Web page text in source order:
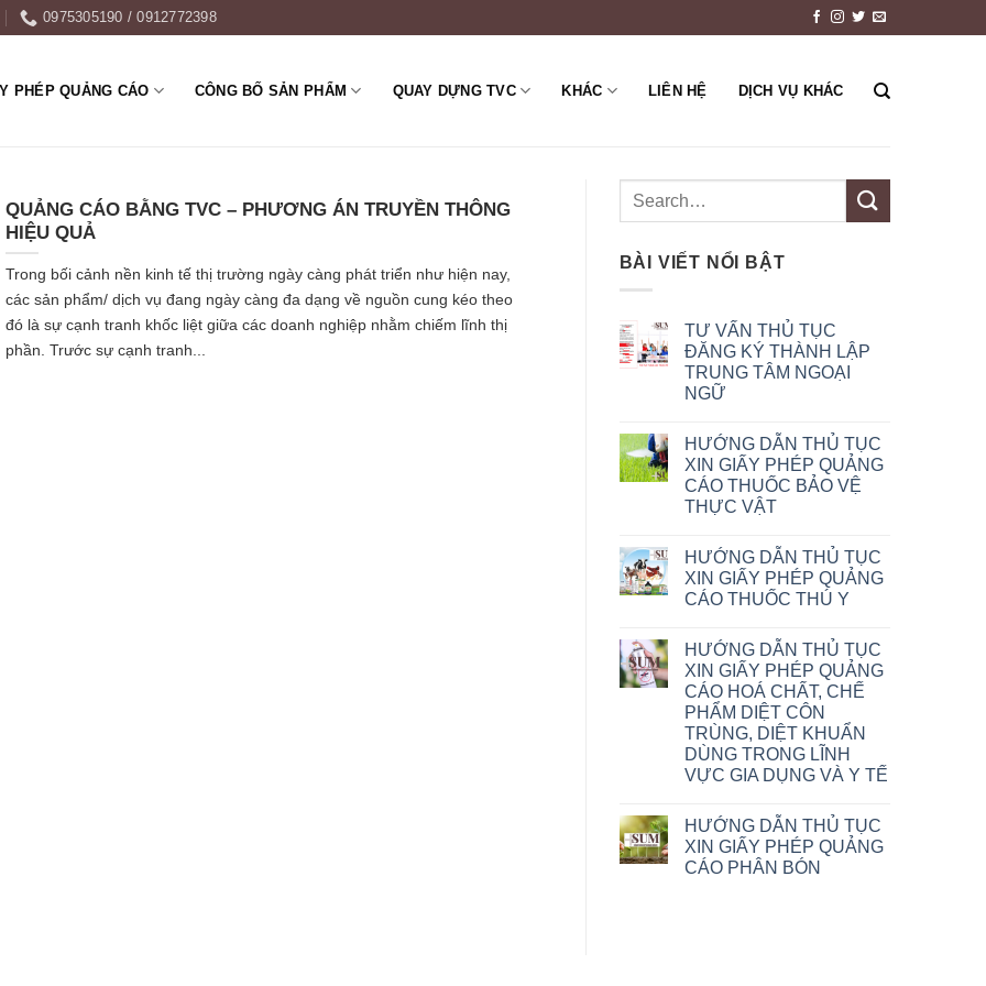
0975305190 / 0912772398
PHÉP QUẢNG CÁO CÔNG BỐ SẢN PHẨM QUAY DỰNG TVC KHÁC LIÊN HỆ DỊCH VỤ KHÁC
QUẢNG CÁO BẰNG TVC – PHƯƠNG ÁN TRUYỀN THÔNG
HIỆU QUẢ
Trong bối cảnh nền kinh tế thị trường ngày càng phát triển như hiện nay,
các sản phẩm/ dịch vụ đang ngày càng đa dạng về nguồn cung kéo theo
đó là sự cạnh tranh khốc liệt giữa các doanh nghiệp nhằm chiếm lĩnh thị
phần. Trước sự cạnh tranh...
BÀI VIẾT NỔI BẬT
TƯ VẤN THỦ TỤC
ĐĂNG KÝ THÀNH LẬP
TRUNG TÂM NGOẠI
NGỮ
HƯỚNG DẪN THỦ TỤC
XIN GIẤY PHÉP QUẢNG
CÁO THUỐC BẢO VỆ
THỰC VẬT
HƯỚNG DẪN THỦ TỤC
XIN GIẤY PHÉP QUẢNG
CÁO THUỐC THÚ Y
HƯỚNG DẪN THỦ TỤC
XIN GIẤY PHÉP QUẢNG
CÁO HOÁ CHẤT, CHẾ
PHẨM DIỆT CÔN
TRÙNG, DIỆT KHUẨN
DÙNG TRONG LĨNH
VỰC GIA DỤNG VÀ Y TẾ
HƯỚNG DẪN THỦ TỤC
XIN GIẤY PHÉP QUẢNG
CÁO PHÂN BÓN